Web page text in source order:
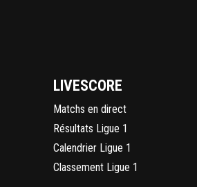
LIVESCORE
Matchs en direct
Résultats Ligue 1
Calendrier Ligue 1
Classement Ligue 1